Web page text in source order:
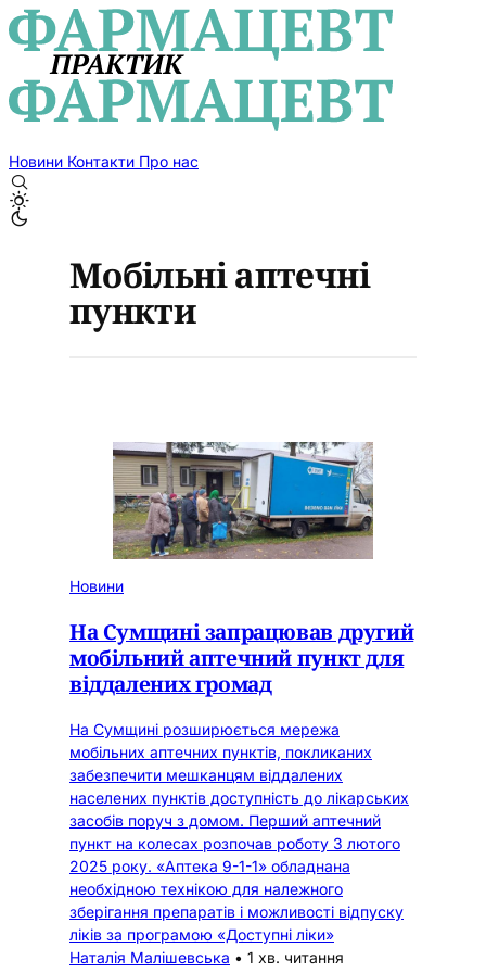
Новини Контакти Про нас
Мобільні аптечні
пункти
Новини
На Сумщині запрацював другий
мобільний аптечний пункт для
віддалених громад
На Сумщині розширюється мережа
мобільних аптечних пунктів, покликаних
забезпечити мешканцям віддалених
населених пунктів доступність до лікарських
засобів поруч з домом. Перший аптечний
пункт на колесах розпочав роботу 3 лютого
2025 року. «Аптека 9-1-1» обладнана
необхідною технікою для належного
зберігання препаратів і можливості відпуску
ліків за програмою «Доступні ліки»
Наталія Малішевська • 1 хв. читання